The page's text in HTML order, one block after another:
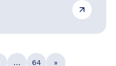
… 64 »